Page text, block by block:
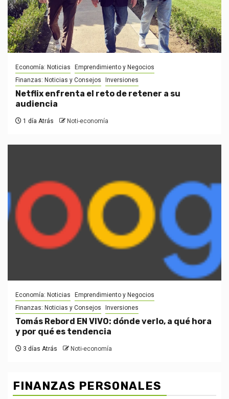
Economía: Noticias
Emprendimiento y Negocios
Finanzas: Noticias y Consejos
Inversiones
Netflix enfrenta el reto de retener a su
audiencia
1 día Atrás Noti-economía
Economía: Noticias
Emprendimiento y Negocios
Finanzas: Noticias y Consejos
Inversiones
Tomás Rebord EN VIVO: dónde verlo, a qué hora
y por qué es tendencia
3 días Atrás Noti-economía
FINANZAS PERSONALES